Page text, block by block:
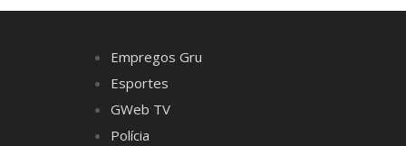
Empregos Gru
Esportes
GWeb TV
Polícia